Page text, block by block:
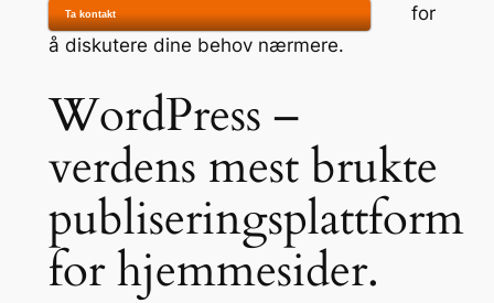
Ta kontakt
for
å diskutere dine behov nærmere.
WordPress –
verdens mest brukte
publiseringsplattform
for hjemmesider.